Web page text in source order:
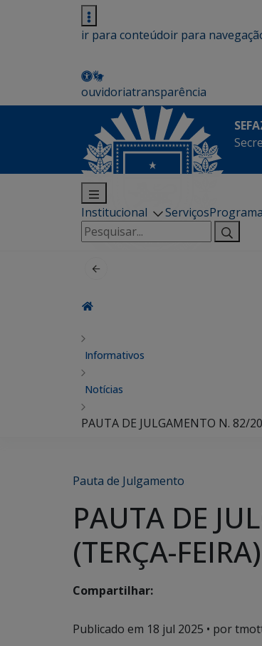
ir para conteúdoir para
ouvidoriatransparência
Institucional Serviços
Pesquisar
por:
Informativos
Notícias
PAUTA DE JULGAMENTO N. 82/
Pauta de Julgamento
PAUTA DE
(TERÇA-FEIRA)
Compartilhar:
Publicado em 18 jul 2025 • por